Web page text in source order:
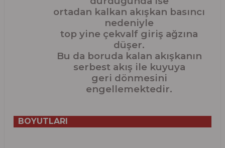
ortadan kalkan akışkan basıncı
nedeniyle
top yine çekvalf giriş ağzına
düşer.
Bu da boruda kalan akışkanın
serbest akış ile kuyuya
geri dönmesini
engellemektedir.
BOYUTLARI